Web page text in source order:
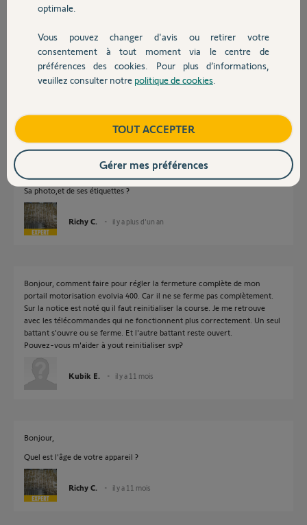
Devis avec un pro
Contact
Quel moteur SVP ?
Bonjour,
Quel boîtier électronique ?
Sa photo,et de ses étiquettes ?
Richy C. il y a plus d'un an
Bonjour, comment faire pour régler la fermeture complète de mon
portail motorisation evolvia 400. Car il ne se ferme pas complètement.
Sur la notice est noté qu il faut reinitialiser la course. Je me retrouve
avec les télécommandes qui ne fonctionnent plus correctement. Un seul
battant s'ouvre ou se ferme. Et l'autre battant reste ouvert.
Pouvez-vous m'aider à yout reinitialiser svp?
Kubik E. il y a 11 mois
Bonjour,
Quel est l'âge de votre appareil ?
Richy C. il y a 11 mois
optimale.
Vous pouvez changer d'avis ou retirer votre
consentement à tout moment via le centre de
préférences des cookies. Pour plus d’informations,
veuillez consulter notre politique de cookies
TOUT ACCEPTER
Gérer mes préférences